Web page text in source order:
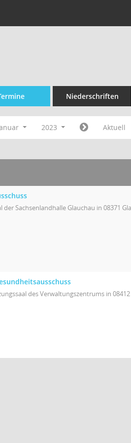
Niederschriften
2023 Aktuell
der Sachsenlandhalle Glauchau in 08371
des Verwaltungszentrums in